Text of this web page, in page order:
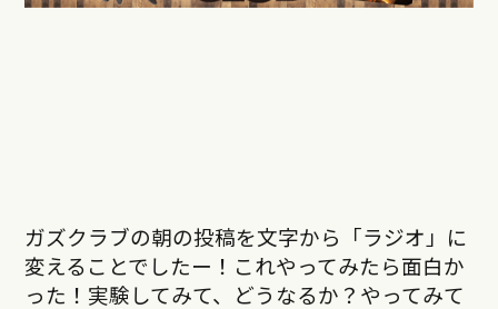
ガズクラブの朝の投稿を文字から「ラジオ」に
変えることでしたー！これやってみたら面白か
った！実験してみて、どうなるか？やってみて